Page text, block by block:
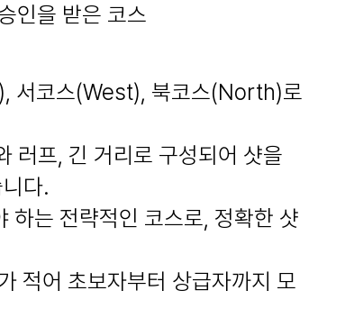
인을 받은 코스
서코스(West), 북코스(North)로
러프, 긴 거리로 구성되어 샷을
다.
하는 전략적인 코스로, 정확한 샷
적어 초보자부터 상급자까지 모